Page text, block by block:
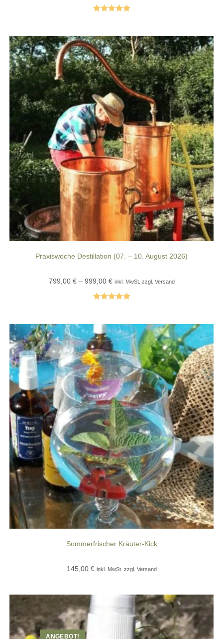
Praxiswoche Destillation (07. – 10. August 2026)
799,00 € – 999,00 €Preisspanne:
bis
999,00 €
inkl. MwSt. zzgl. Versand
weist
mehrere
Varianten
auf.
Die
Optionen
können
auf
der
Produktseite
gewählt
werden
Sommerfrischer Kräuter-Kick
145,00 € inkl. MwSt. zzgl. Versand
ANGEBOT!